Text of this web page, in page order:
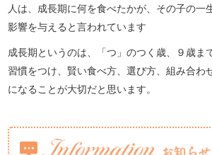
人は、成長期に何を食べたかが、その子の一
影響を与えると言われています
成長期というのは、「つ」のつく歳、９歳ま
習慣をつけ、賢い食べ方、選び方、組み合わ
になることが大切だと思います。